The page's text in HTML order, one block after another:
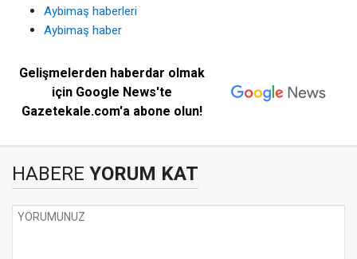
Aybimaş haberleri
Aybimaş haber
Gelişmelerden haberdar olmak
için Google News'te
Gazetekale.com'a abone olun!
HABERE YORUM KAT